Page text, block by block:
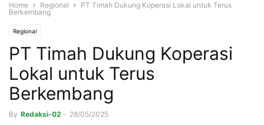
Home Regional
PT Timah Dukung Koperasi Lokal untuk Terus
Berkembang
Regional
PT Timah Dukung Koperasi
Lokal untuk Terus
Berkembang
By Redaksi-02 - 28/05/2025